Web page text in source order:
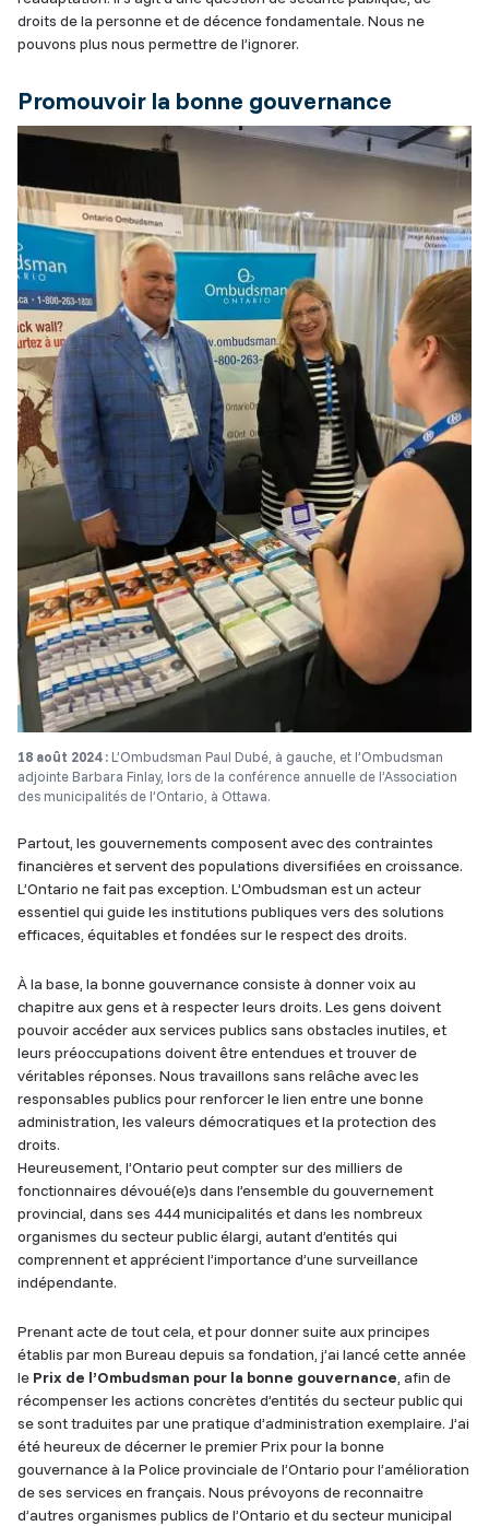
droits de la personne et de décence fondamentale. Nous ne
pouvons plus nous permettre de l’ignorer.
Promouvoir la bonne gouvernance
18 août 2024 : L’Ombudsman Paul Dubé, à gauche, et l’Ombudsman
adjointe Barbara Finlay, lors de la conférence annuelle de l’Association
des municipalités de l’Ontario, à Ottawa.
Partout, les gouvernements composent avec des contraintes
financières et servent des populations diversifiées en croissance.
L’Ontario ne fait pas exception. L’Ombudsman est un acteur
essentiel qui guide les institutions publiques vers des solutions
efficaces, équitables et fondées sur le respect des droits.
À la base, la bonne gouvernance consiste à donner voix au
chapitre aux gens et à respecter leurs droits. Les gens doivent
pouvoir accéder aux services publics sans obstacles inutiles, et
leurs préoccupations doivent être entendues et trouver de
véritables réponses. Nous travaillons sans relâche avec les
responsables publics pour renforcer le lien entre une bonne
administration, les valeurs démocratiques et la protection des
droits.
Heureusement, l’Ontario peut compter sur des milliers de
fonctionnaires dévoué(e)s dans l’ensemble du gouvernement
provincial, dans ses 444 municipalités et dans les nombreux
organismes du secteur public élargi, autant d’entités qui
comprennent et apprécient l’importance d’une surveillance
indépendante.
Prenant acte de tout cela, et pour donner suite aux principes
établis par mon Bureau depuis sa fondation, j’ai lancé cette année
le Prix de l’Ombudsman pour la bonne gouvernance, afin de
récompenser les actions concrètes d’entités du secteur public qui
se sont traduites par une pratique d’administration exemplaire. J’ai
été heureux de décerner le premier Prix pour la bonne
gouvernance à la Police provinciale de l’Ontario pour l’amélioration
de ses services en français. Nous prévoyons de reconnaitre
d’autres organismes publics de l’Ontario et du secteur municipal